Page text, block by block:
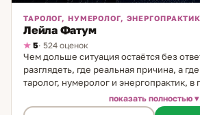
ТАРОЛОГ, НУМЕРОЛОГ, ЭНЕРГОПРАКТИК
Лейла Фатум
5· 524 оценок
Чем дольше ситуация остаётся без
разглядеть, где реальная причина, а
таролог, нумеролог и энергопрактик, в
Использую три инструмента в
картину и прогноз, нумерология
показать полностью